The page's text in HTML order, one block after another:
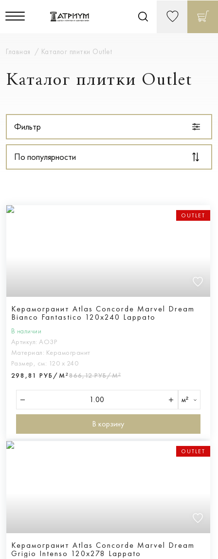
Главная Каталог плитки Outlet
Каталог плитки Outlet
Фильтр
По популярности
OUTLET
Керамогранит Atlas Concorde Marvel Dream
Bianco Fantastico 120x240 Lappato
В наличии
Артикул: AO3P
Материал: Керамогранит
Размер, см: 120 х 240
298,81 РУБ/М²866,12 РУБ/М²
м²
В корзину
OUTLET
Керамогранит Atlas Concorde Marvel Dream
Grigio Intenso 120x278 Lappato